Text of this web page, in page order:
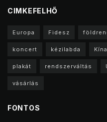
CIMKEFELHŐ
Europa Fidesz
koncert kézilabda Kína
plakát rendszerváltás
vásárlás
FONTOS